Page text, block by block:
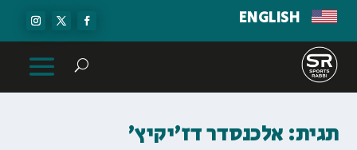
ENGLISH
תגית: אלכנסדר דז'יקיץ'